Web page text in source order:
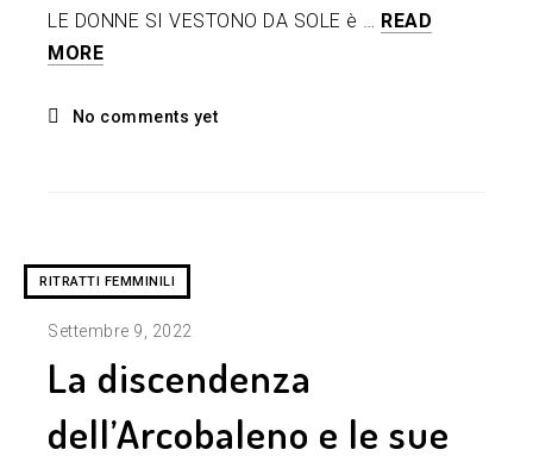
LE DONNE SI VESTONO DA SOLE è … READ
MORE
No comments yet
RITRATTI FEMMINILI
Settembre 9, 2022
La discendenza
dell’Arcobaleno e le sue